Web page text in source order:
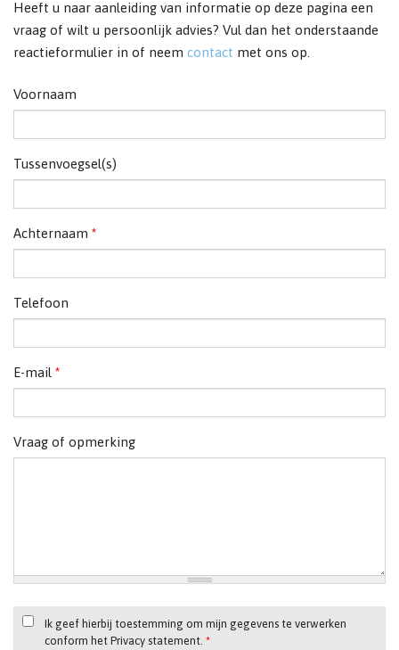
Heeft u naar aanleiding van informatie op deze pagina een
vraag of wilt u persoonlijk advies? Vul dan het onderstaande
reactieformulier in of neem contact met ons op.
Voornaam
Tussenvoegsel(s)
Achternaam *
Telefoon
E-mail *
Vraag of opmerking
Ik geef hierbij toestemming om mijn gegevens te verwerken
conform het Privacy statement. *